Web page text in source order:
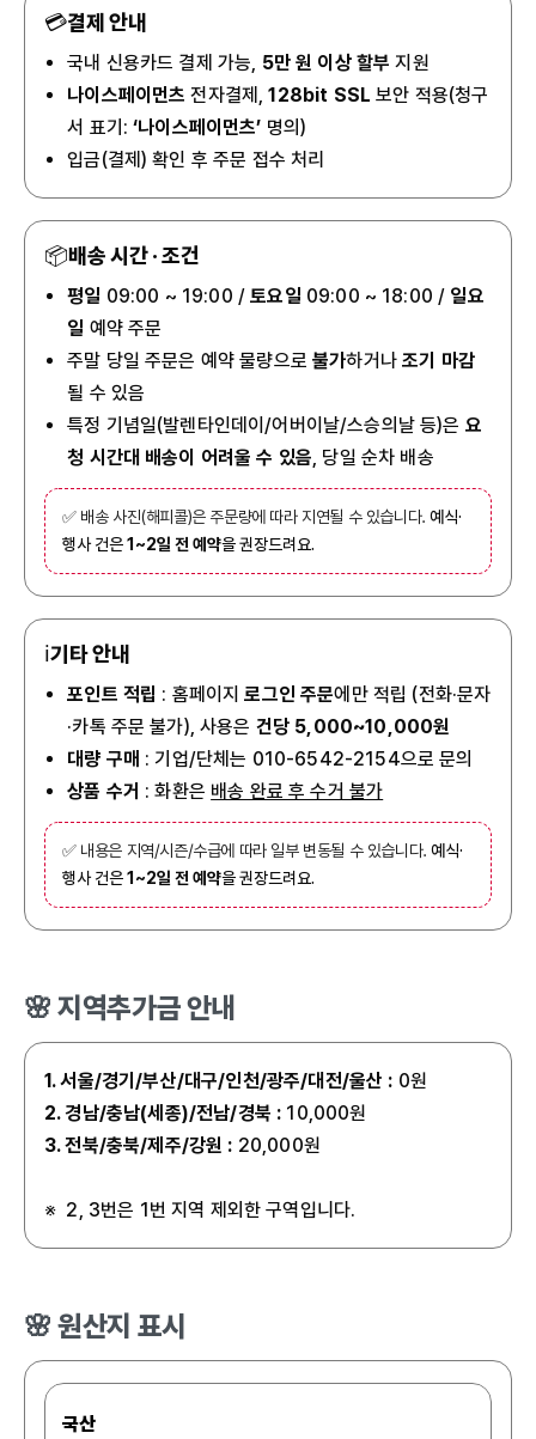
💳결제 안내
국내 신용카드 결제 가능, 5만 원 이상 할부 지원
나이스페이먼츠 전자결제,128bit SSL 보안 적용(청구
서 표기:‘나이스페이먼츠’ 명의)
입금(결제) 확인 후 주문 접수 처리
📦배송 시간 · 조건
평일 09:00 ~ 19:00 /토요일 09:00 ~ 18:00 / 일요
일 예약 주문
주말 당일 주문은 예약 물량으로불가하거나조기 마감
될 수 있음
특정 기념일(발렌타인데이/어버이날/스승의날 등)은 요
청 시간대 배송이 어려울 수 있음, 당일 순차 배송
✅ 배송 사진(해피콜)은 주문량에 따라 지연될 수 있습니다.예식·
행사 건은1~2일 전 예약을 권장드려요.
ℹ️기타 안내
포인트 적립 : 홈페이지로그인 주문에만 적립 (전화·문자
·카톡 주문 불가), 사용은 건당 5,000~10,000원
대량 구매 : 기업/단체는 010-6542-2154으로 문의
상품 수거 : 화환은 배송 완료 후 수거 불가
✅ 내용은 지역/시즌/수급에 따라 일부 변동될 수 있습니다.예식·
행사 건은1~2일 전 예약을 권장드려요.
🌸 지역추가금 안내
1. 서울/경기/부산/대구/인천/광주/대전/울산 : 0원
2. 경남/충남(세종)/전남/경북 : 10,000원
3. 전북/충북/제주/강원 : 20,000원
※ 2, 3번은 1번 지역 제외한 구역입니다.
🌸 원산지 표시
국산